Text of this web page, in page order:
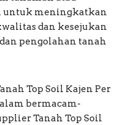
untuk meningkatkan
dan kesejukan
pengolahan tanah
Top Soil Kajen Per
bermacam-
Tanah Top Soil